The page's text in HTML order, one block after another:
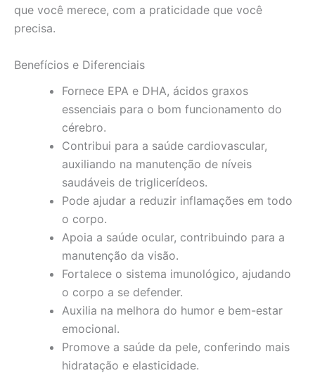
que você merece, com a praticidade que você
precisa.
Benefícios e Diferenciais
Fornece EPA e DHA, ácidos graxos
essenciais para o bom funcionamento do
cérebro.
Contribui para a saúde cardiovascular,
auxiliando na manutenção de níveis
saudáveis de triglicerídeos.
Pode ajudar a reduzir inflamações em todo
o corpo.
Apoia a saúde ocular, contribuindo para a
manutenção da visão.
Fortalece o sistema imunológico, ajudando
o corpo a se defender.
Auxilia na melhora do humor e bem-estar
emocional.
Promove a saúde da pele, conferindo mais
hidratação e elasticidade.